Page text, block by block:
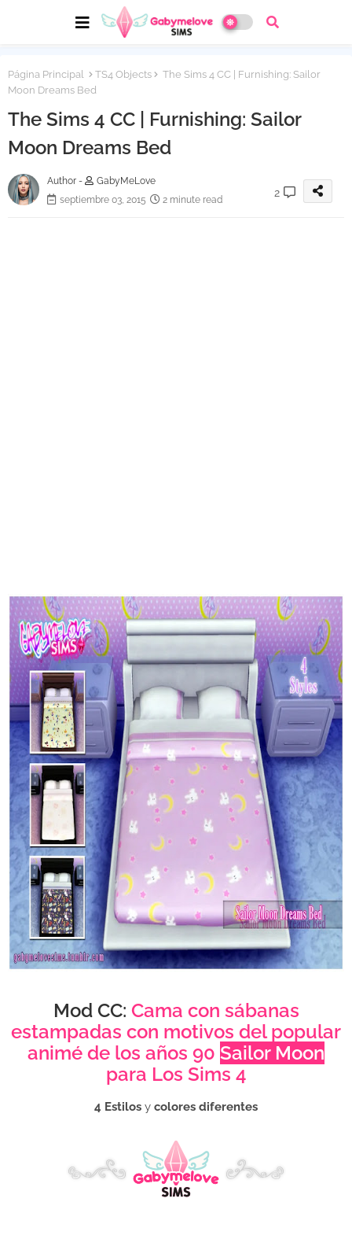
Página Principal TS4 Objects
The Sims 4 CC | Furnishing: Sailor
Moon Dreams Bed
The Sims 4 CC | Furnishing: Sailor
Moon Dreams Bed
Author -
GabyMeLove
septiembre 03, 2015
2 minute read
2
Mod CC: Cama con sábanas
estampadas con motivos del popular
animé de los años 90 Sailor Moon
para Los Sims 4
4 Estilos y colores diferentes